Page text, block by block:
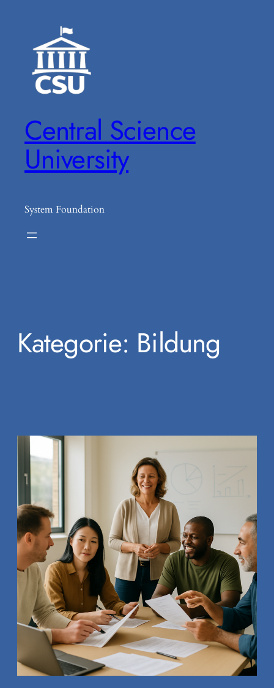
springen
Central Science
University
System Foundation
Kategorie: Bildung